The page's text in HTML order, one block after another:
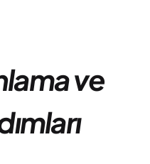
ve